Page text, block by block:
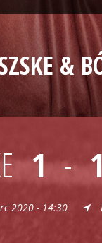
&
1 -
2020 - 14:30